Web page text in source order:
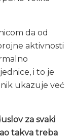
da od
aktivnosti
i to je
ukazuje već
za svaki
takva treba